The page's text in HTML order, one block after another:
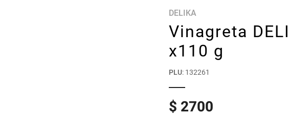
DELIKA
Vinagreta
x110 g
PLU: 132261
$ 2700